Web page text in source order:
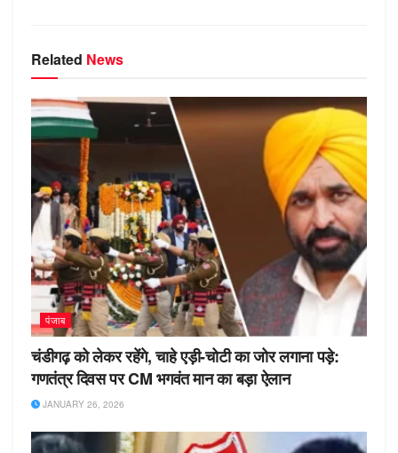
Related News
पंजाब
चंडीगढ़ को लेकर रहेंगे, चाहे एड़ी-चोटी का जोर लगाना पड़े:
गणतंत्र दिवस पर CM भगवंत मान का बड़ा ऐलान
JANUARY 26, 2026